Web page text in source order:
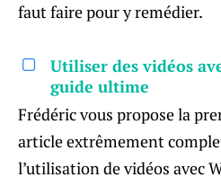
faut faire pour y remédier.
Utiliser des vidéos
guide ultime
Frédéric vous propose la
article extrêmement
l’utilisation de vidéos avec